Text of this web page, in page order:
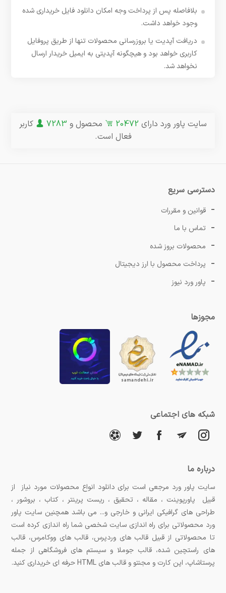
بلافاصله پس از پرداخت وجه امکان دانلود فایل خریداری شده
وجود خواهد داشت.
دریافت آپدیت یا بروزرسانی محصولات تنها از طریق پروفایل
کاربری خواهد بود و هیچگونه آپدیتی به ایمیل خریدار ارسال
نخواهد شد.
سایت پاور ورد دارای 20472 محصول و 7283
کاربر
فعال است.
دسترسی سریع
قوانین و مقررات
تماس با ما
محصولات بروز شده
پرداخت محصول با ارز دیجیتال
پاور ورد نیوز
مجوزها
شبکه های اجتماعی
درباره ما
سایت پاور ورد مرجعی است برای دانلود انواع محصولات مورد نیاز از
قبیل پاورپوینت ، مقاله ، تحقیق ، ریست پرینتر ، کتاب ، بروشور ،
طراحی های گرافیکی ایرانی و خارجی و... می باشد همچنین سایت پاور
ورد محصولاتی برای راه اندازی سایت شخصی شما راه اندازی کرده است
تا محصولاتی از قبیل قالب های وردپرس، قالب های ووکامرس، قالب
های راستچین شده، قالب جوملا و سیستم های فروشگاهی از جمله
پرستاشاپ، اپن کارت و مجنتو و قالب های HTML حرفه ای خریداری کنید.